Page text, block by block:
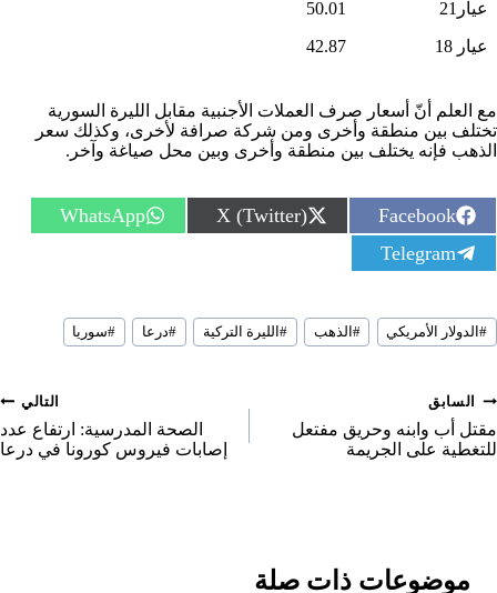
عيار21
50.01
عيار 18
42.87
مع العلم أنّ أسعار صرف العملات الأجنبية مقابل الليرة السورية
تختلف بين منطقة وأخرى ومن شركة صرافة لأخرى، وكذلك سعر
الذهب فإنه يختلف بين منطقة وأخرى وبين محل صياغة وآخر.
S
h
a
r
o
n
Facebook
S
h
o
X (Twitter)
S
h
o
n
WhatsApp
S
h
r
e
o
Telegram
وسوم
المقال:
#الدولار الأمريكي #الذهب #الليرة التركية #درعا #سوريا
تصفّح
المقالات
السابق
مقتل أب وابنه وحريق مفتعل
للتغطية على الجريمة
التالي
الصحة المدرسية: ارتفاع عدد
إصابات فيروس كورونا في درعا
موضوعات ذات صلة